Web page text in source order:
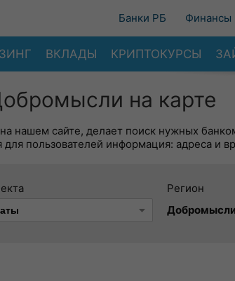
Банки РБ Финансы
ВКЛАДЫ КРИПТОКУРСЫ
на карте
нашем сайте, делает поиск нужных
пользователей информация: адреса и
Регион
Добромысли